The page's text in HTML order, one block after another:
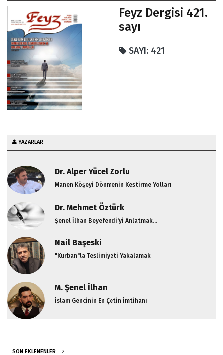
Feyz Dergisi 421.
sayı
SAYI: 421
YAZARLAR
Dr. Alper Yücel Zorlu
Manen Köşeyi Dönmenin Kestirme Yolları
Dr. Mehmet Öztürk
Şenel İlhan Beyefendi'yi Anlatmak...
Nail Başeski
"Kurban"la Teslimiyeti Yakalamak
M. Şenel İlhan
İslam Gencinin En Çetin İmtihanı
SON EKLENENLER